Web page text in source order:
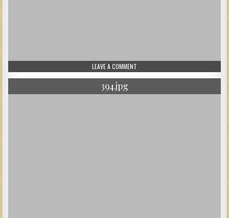
LEAVE A COMMENT
394.jpg